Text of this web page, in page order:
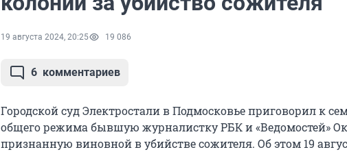
19 августа 2024, 20:25 19 086
6 комментариев
Городской суд Электростали в Подмосковье приговорил к
общего режима бывшую журналистку РБК и «Ведомостей»
признанную виновной в убийстве сожителя. Об этом 19